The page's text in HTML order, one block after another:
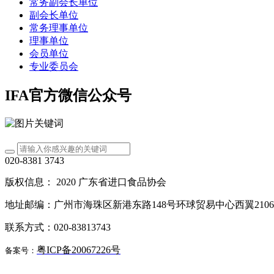
常务副会长单位
副会长单位
常务理事单位
理事单位
会员单位
专业委员会
IFA官方微信公众号
020-8381 3743
版权信息： 2020 广东省进口食品协会
地址邮编：广州市海珠区新港东路148号环球贸易中心西翼
联系方式：020-83813743
备案号： 粤ICP备20067226号